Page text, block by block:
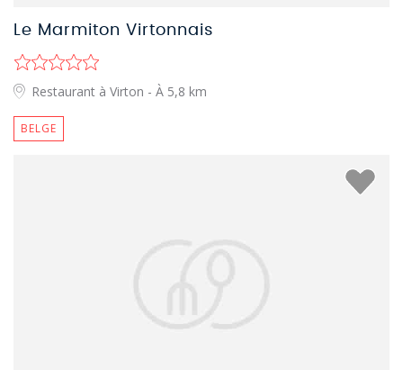
Le Marmiton Virtonnais
Restaurant à Virton - À 5,8 km
BELGE